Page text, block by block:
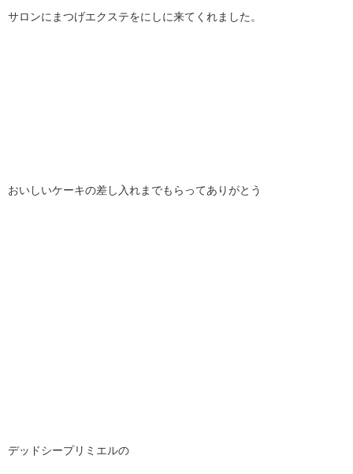
サロンにまつげエクステをにしに来てくれました。
おいしいケーキの差し入れまでもらってありがとう
デッドシープリミエルの